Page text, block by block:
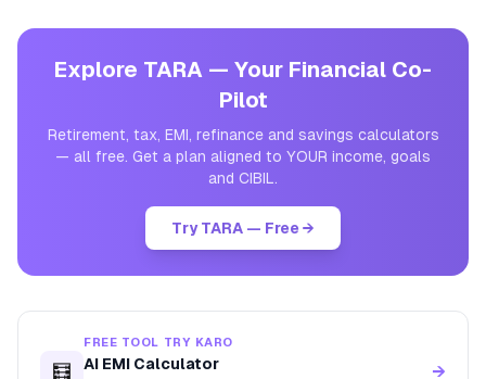
Explore TARA — Your Financial Co-
Pilot
Retirement, tax, EMI, refinance and savings calculators
— all free. Get a plan aligned to YOUR income, goals
and CIBIL.
Try TARA — Free →
🧮
FREE TOOL TRY KARO
AI EMI Calculator →